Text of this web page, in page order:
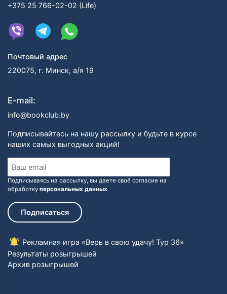
+375 25 766-02-02 (Life)
Почтовый адрес
220075, г. Минск, а/я 19
E-mail:
info@bookclub.by
Подписывайтесь на нашу рассылку и будьте в курсе
наших самых выгодных акций!
Подписываясь на рассылку, вы даете своё согласие на
обработку персональных данных
Подписаться
Рекламная игра «Верь в свою удачу! Тур 36»
Результаты розыгрышей
Архив розыгрышей